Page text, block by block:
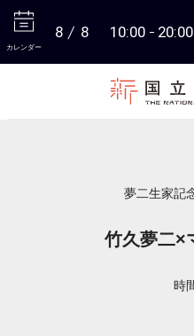
カレンダー
8 8 10:00 20:00
夢二生家記
竹久夢二×
時